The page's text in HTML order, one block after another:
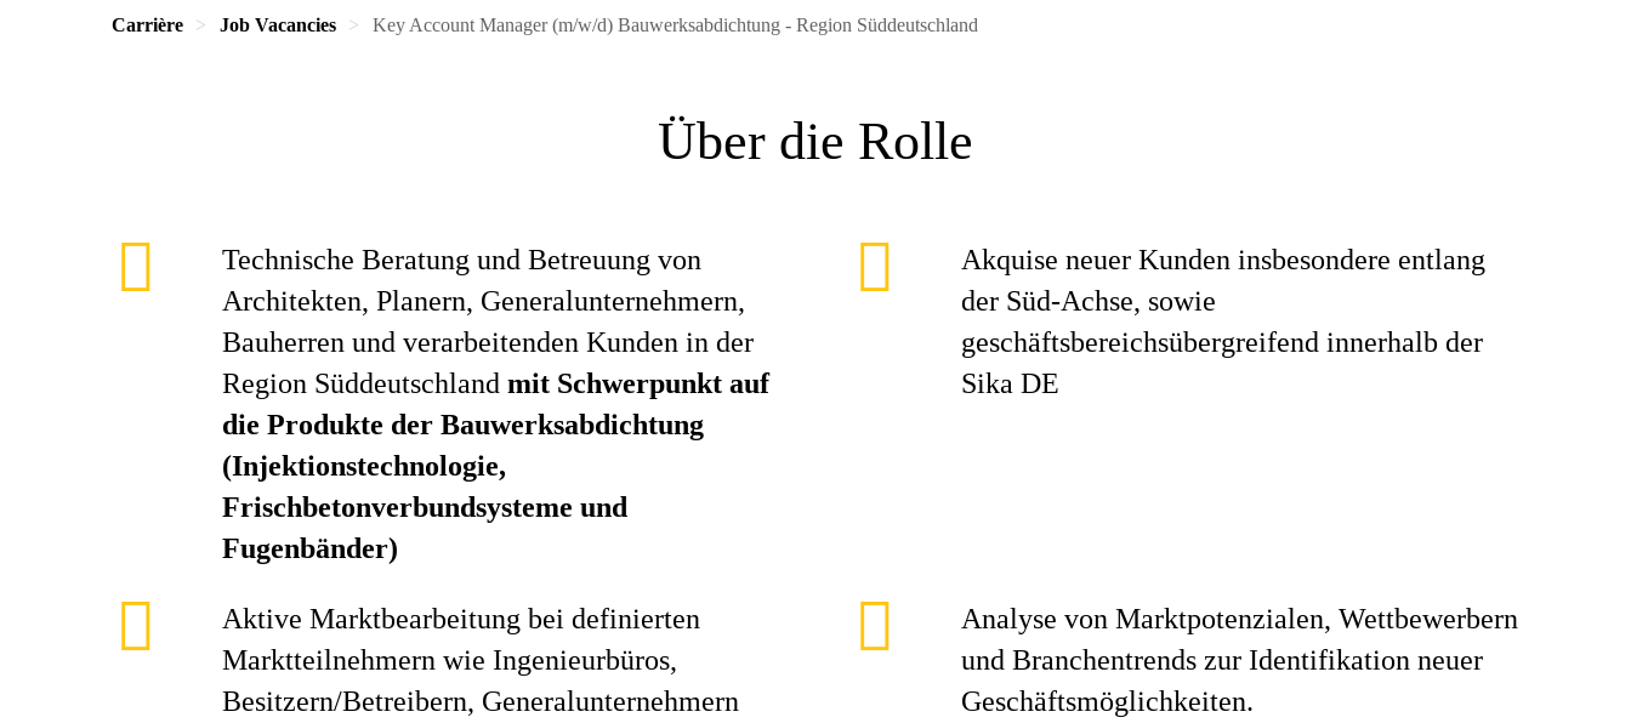
Carrière Job Vacancies Key Account Manager (m/w/d) Bauwerksabdichtung - Region Süddeutschland
Über die Rolle
Technische Beratung und Betreuung von
Architekten, Planern, Generalunternehmern,
Bauherren und verarbeitenden Kunden in der
Region Süddeutschland mit Schwerpunkt auf
die Produkte der Bauwerksabdichtung
(Injektionstechnologie,
Frischbetonverbundsysteme und
Fugenbänder)
Akquise neuer Kunden insbesondere entlang
der Süd-Achse, sowie
geschäftsbereichsübergreifend innerhalb der
Sika DE
Aktive Marktbearbeitung bei definierten
Marktteilnehmern wie Ingenieurbüros,
Besitzern/Betreibern, Generalunternehmern
Analyse von Marktpotenzialen, Wettbewerbern
und Branchentrends zur Identifikation neuer
Geschäftsmöglichkeiten.